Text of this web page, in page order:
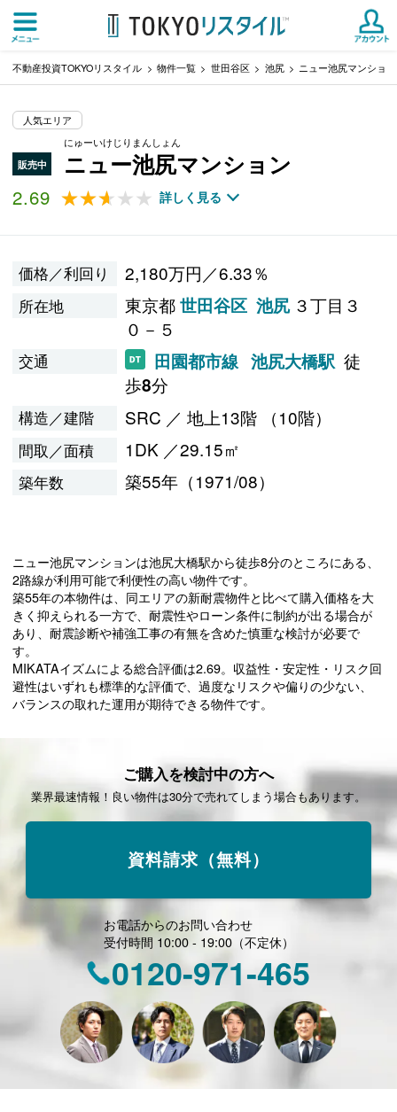
不動産投資TOKYOリスタイル 物件一覧 世田谷区 池尻 ニュー池尻マンション
人気エリア
販売中
にゅーいけじりまんしょん
ニュー池尻マンション
2.69 ★★★★★
★★★★★ 詳しく見る
価格／利回り 2,180万円／6.33％
所在地 東京都世田谷区 池尻 ３丁目３
０－５
交通 田園都市線 池尻大橋駅 徒
歩8分
構造／建階 SRC ／ 地上13階 （10階）
間取／面積 1DK ／29.15㎡
築年数 築55年（1971/08）
ニュー池尻マンションは池尻大橋駅から徒歩8分のところにある、
2路線が利用可能で利便性の高い物件です。
築55年の本物件は、同エリアの新耐震物件と比べて購入価格を大
きく抑えられる一方で、耐震性やローン条件に制約が出る場合が
あり、耐震診断や補強工事の有無を含めた慎重な検討が必要で
す。
MIKATAイズムによる総合評価は2.69。収益性・安定性・リスク回
避性はいずれも標準的な評価で、過度なリスクや偏りの少ない、
バランスの取れた運用が期待できる物件です。
ご購入を検討中の方へ
業界最速情報！良い物件は30分で売れてしまう場合もあります。
資料請求（無料）
お電話からのお問い合わせ
受付時間 10:00 - 19:00（不定休）
0120-971-465